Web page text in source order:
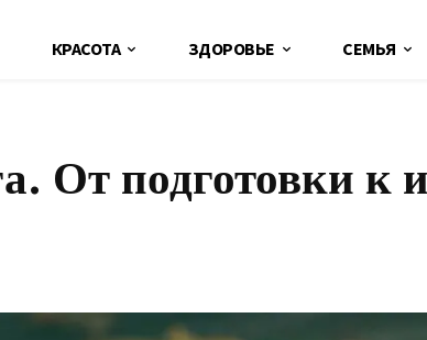
КРАСОТА ЗДОРОВЬЕ СЕМЬЯ
От подготовки к